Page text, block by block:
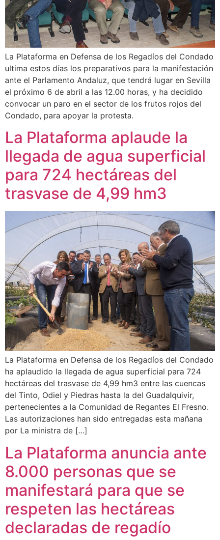
La Plataforma en Defensa de los Regadíos del Condado
ultima estos días los preparativos para la manifestación
ante el Parlamento Andaluz, que tendrá lugar en Sevilla
el próximo 6 de abril a las 12.00 horas, y ha decidido
convocar un paro en el sector de los frutos rojos del
Condado, para apoyar la protesta.
La Plataforma aplaude la
llegada de agua superficial
para 724 hectáreas del
trasvase de 4,99 hm3
La Plataforma en Defensa de los Regadíos del Condado
ha aplaudido la llegada de agua superficial para 724
hectáreas del trasvase de 4,99 hm3 entre las cuencas
del Tinto, Odiel y Piedras hasta la del Guadalquivir,
pertenecientes a la Comunidad de Regantes El Fresno.
Las autorizaciones han sido entregadas esta mañana
por La ministra de […]
La Plataforma anuncia ante
8.000 personas que se
manifestará para que se
respeten las hectáreas
declaradas de regadío